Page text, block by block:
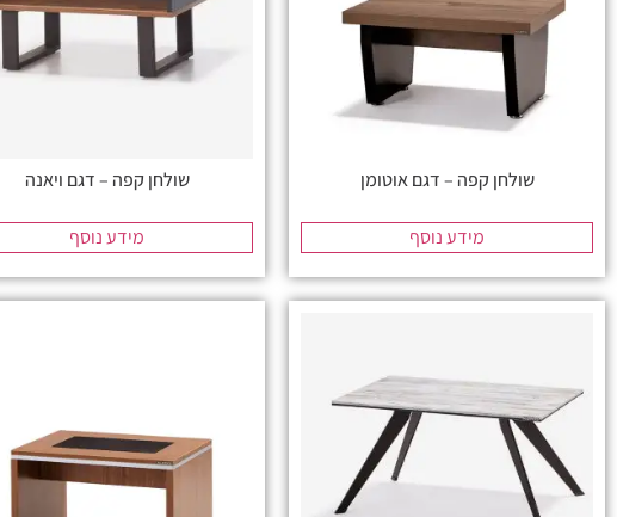
שולחן קפה – דגם אוטומן
מידע נוסף
שולחן קפה – דגם ויאנה
מידע נוסף